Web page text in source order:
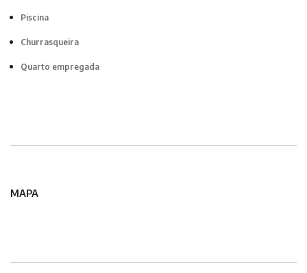
Piscina
Churrasqueira
Quarto empregada
MAPA